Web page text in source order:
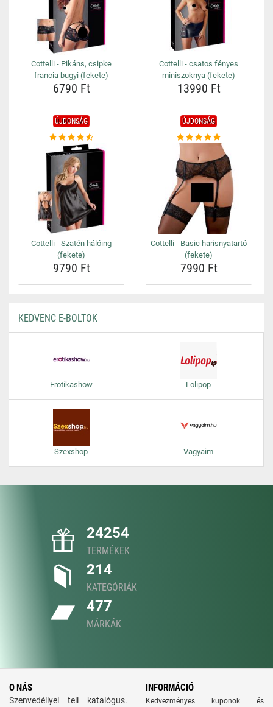
Cottelli - Pikáns, csipke
francia bugyi (fekete)
6790 Ft
Cottelli - csatos fényes
miniszoknya (fekete)
13990 Ft
ÚJDONSÁG
Cottelli - Szatén hálóing
(fekete)
9790 Ft
ÚJDONSÁG
Cottelli - Basic harisnyatartó
(fekete)
7990 Ft
KEDVENC E-BOLTOK
Erotikashow Lolipop
Szexshop Vagyaim
24254
TERMÉKEK
214
KATEGÓRIÁK
477
MÁRKÁK
O NÁS
Szenvedéllyel teli katalógus.
INFORMÁCIÓ
Kedvezményes kuponok és